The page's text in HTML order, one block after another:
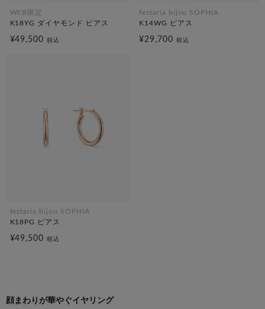
WEB限定
K18YG ダイヤモンド ピアス
¥49,500税込
festaria bijou SOPHIA
K14WG ピアス
¥29,700 税込
festaria bijou SOPHIA
K18PG ピアス
¥49,500税込
顔まわりが華やぐイヤリング